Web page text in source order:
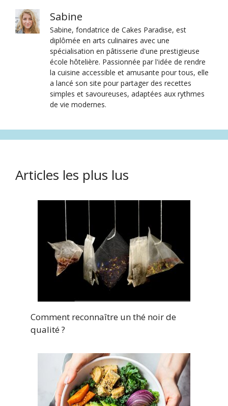
Sabine
Sabine, fondatrice de Cakes Paradise, est
diplômée en arts culinaires avec une
spécialisation en pâtisserie d'une prestigieuse
école hôtelière. Passionnée par l'idée de rendre
la cuisine accessible et amusante pour tous, elle
a lancé son site pour partager des recettes
simples et savoureuses, adaptées aux rythmes
de vie modernes.
Articles les plus lus
Comment reconnaître un thé noir de
qualité ?